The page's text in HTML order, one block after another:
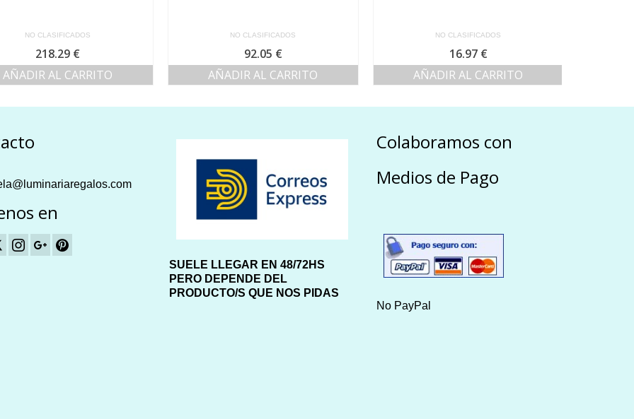
NO CLASIFICADOS
218.29 €
AÑADIR AL CARRITO
NO CLASIFICADOS
92.05 €
AÑADIR AL CARRITO
NO CLASIFICADOS
16.97 €
AÑADIR AL CARRITO
en
SUELE LLEGAR EN 48/72HS
PERO DEPENDE DEL
PRODUCTO/S QUE NOS PIDAS
Colaboramos con
Medios de Pago
No PayPal